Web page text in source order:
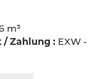
m³
/ Zahlung : EXW -